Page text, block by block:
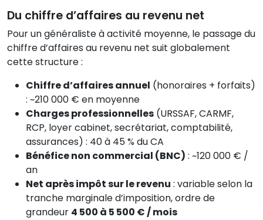
Du chiffre d’affaires au revenu net
Pour un généraliste à activité moyenne, le passage du
chiffre d’affaires au revenu net suit globalement
cette structure :
Chiffre d’affaires annuel (honoraires + forfaits)
: ~210 000 € en moyenne
Charges professionnelles (URSSAF, CARMF,
RCP, loyer cabinet, secrétariat, comptabilité,
assurances) : 40 à 45 % du CA
Bénéfice non commercial (BNC) : ~120 000 € /
an
Net après impôt sur le revenu : variable selon la
tranche marginale d’imposition, ordre de
grandeur 4 500 à 5 500 € / mois